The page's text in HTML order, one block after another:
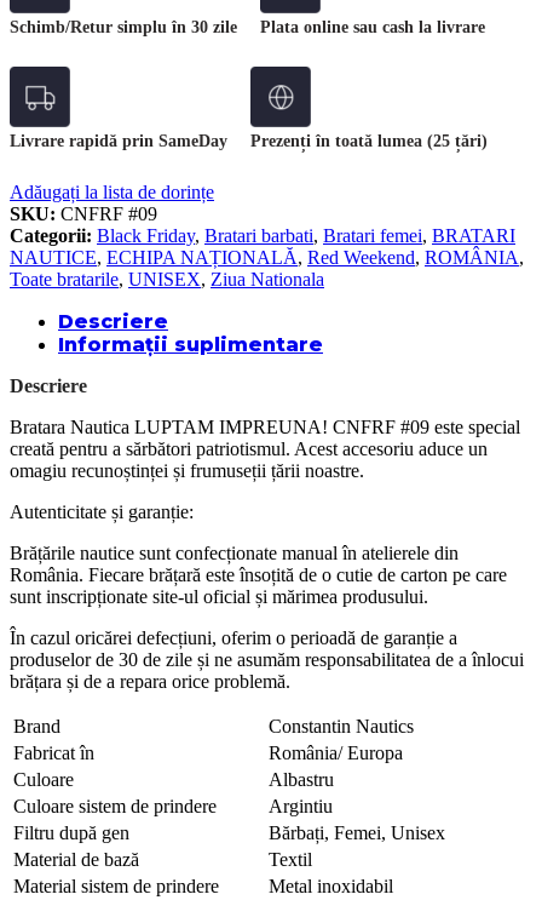
Schimb/Retur simplu în 30 zile Plata online sau cash la livrare
Livrare rapidă prin SameDay Prezenți în toată lumea (25 țări)
Adăugați la lista de dorințe
SKU: CNFRF #09
Categorii: Black Friday, Bratari barbati, Bratari femei, BRATARI
NAUTICE, ECHIPA NAȚIONALĂ, Red Weekend, ROMÂNIA,
Toate bratarile, UNISEX, Ziua Nationala
Descriere
Informații suplimentare
Descriere
Bratara Nautica LUPTAM IMPREUNA! CNFRF #09 este special
creată pentru a sărbători patriotismul. Acest accesoriu aduce un
omagiu recunoștinței și frumuseții țării noastre.
Autenticitate și garanție:
Brățările nautice sunt confecționate manual în atelierele din
România. Fiecare brățară este însoțită de o cutie de carton pe care
sunt inscripționate site-ul oficial și mărimea produsului.
În cazul oricărei defecțiuni, oferim o perioadă de garanție a
produselor de 30 de zile și ne asumăm responsabilitatea de a înlocui
brățara și de a repara orice problemă.
Brand
Constantin Nautics
Fabricat în
România/ Europa
Culoare
Albastru
Culoare sistem de prindere
Argintiu
Filtru după gen
Bărbați, Femei, Unisex
Material de bază
Textil
Material sistem de prindere
Metal inoxidabil